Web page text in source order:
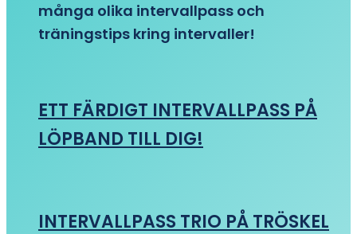
många olika intervallpass och
träningstips kring intervaller!
ETT FÄRDIGT INTERVALLPASS PÅ
LÖPBAND TILL DIG!
INTERVALLPASS TRIO PÅ TRÖSKEL